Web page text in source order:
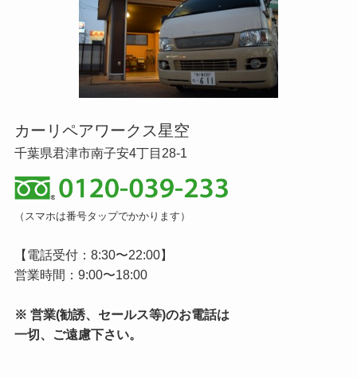
カーリペアワークス星空
千葉県君津市南子安4丁目28-1
（スマホは番号タップでかかります）
【電話受付：8:30〜22:00】
営業時間：9:00〜18:00
※ 営業(勧誘、セールス等)のお電話は
一切、ご遠慮下さい。